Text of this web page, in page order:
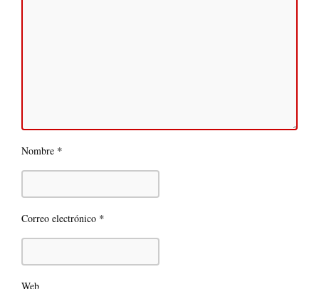
Nombre *
Correo electrónico *
Web